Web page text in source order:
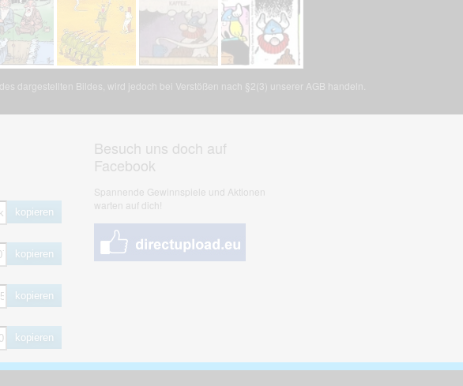
dargestellten Bildes, wird jedoch bei Verstößen nach §2(3) unserer AGB handeln.
kopieren
kopieren
kopieren
kopieren
Besuch uns doch auf
Facebook
Spannende Gewinnspiele und Aktionen
warten auf dich!